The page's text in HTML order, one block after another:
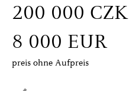
200 000 CZK
8 000 EUR
preis ohne Aufpreis